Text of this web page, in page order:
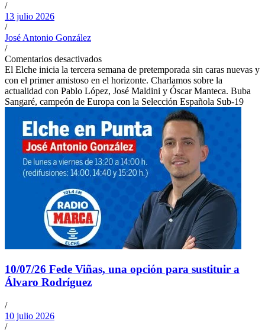
/
13 julio 2026
/
José Antonio González
/
Comentarios desactivados
El Elche inicia la tercera semana de pretemporada sin caras nuevas y
con el primer amistoso en el horizonte. Charlamos sobre la
actualidad con Pablo López, José Maldini y Óscar Manteca. Buba
Sangaré, campeón de Europa con la Selección Española Sub-19
10/07/26 Fede Viñas, una opción para sustituir a
Álvaro Rodríguez
/
10 julio 2026
/